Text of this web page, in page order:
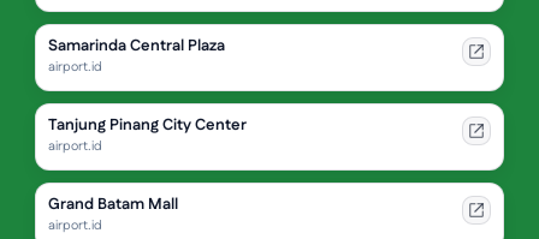
Samarinda Central Plaza
airport.id
Tanjung Pinang City Center
airport.id
Grand Batam Mall
airport.id